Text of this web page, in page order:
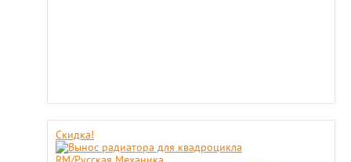
Скидка!